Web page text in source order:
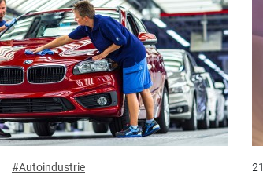
#Autoindustrie